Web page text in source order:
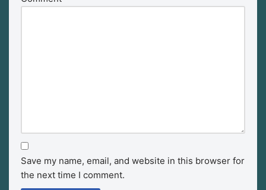
Save my name, email, and website in this browser for
the next time I comment.